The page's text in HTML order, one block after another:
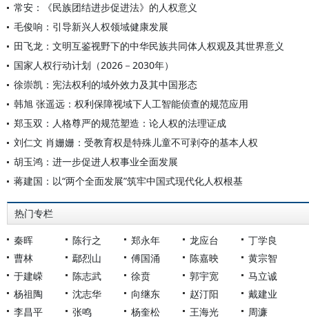
常安：《民族团结进步促进法》的人权意义
毛俊响：引导新兴人权领域健康发展
田飞龙：文明互鉴视野下的中华民族共同体人权观及其世界意义
国家人权行动计划（2026－2030年）
徐崇凯：宪法权利的域外效力及其中国形态
韩旭 张遥远：权利保障视域下人工智能侦查的规范应用
郑玉双：人格尊严的规范塑造：论人权的法理证成
刘仁文 肖姗姗：受教育权是特殊儿童不可剥夺的基本人权
胡玉鸿：进一步促进人权事业全面发展
蒋建国：以“两个全面发展”筑牢中国式现代化人权根基
热门专栏
秦晖 陈行之 郑永年 龙应台
丁学良
曹林
鄢烈山 傅国涌 陈嘉映
黄宗智
于建嵘
陈志武 徐贲 郭宇宽
马立诚
杨祖陶
沈志华 向继东 赵汀阳
戴建业
李昌平
张鸣 杨奎松 王海光 周濂